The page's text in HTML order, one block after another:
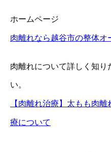
ホームページ
肉離れなら越谷市の整体オ
肉離れについて詳しく知り
い。
【肉離れ治療】太もも肉
療について